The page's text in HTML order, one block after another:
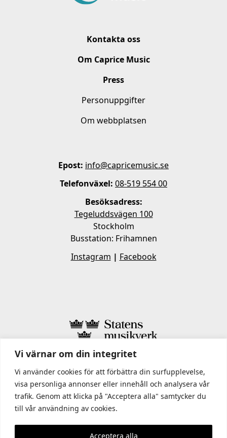
Vi värnar om din integritet
Vi använder cookies för att förbättra din surfupplevelse,
visa personliga annonser eller innehåll och analysera vår
trafik. Genom att klicka på "Acceptera alla" samtycker du
till vår användning av cookies.
Acceptera alla
Kontakta oss
Om Caprice Music
Press
Personuppgifter
Om webbplatsen
Epost: info@capricemusic.se
Telefonväxel: 08-519 554 00
Besöksadress:
Tegeluddsvägen 100
Stockholm
Busstation: Frihamnen
Instagram | Facebook
I STATENS MUSIKVERK INGÅR